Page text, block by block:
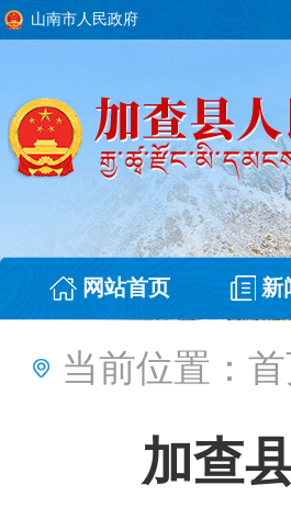
山南市人民政府
网站首页 新
当前位置：
加查